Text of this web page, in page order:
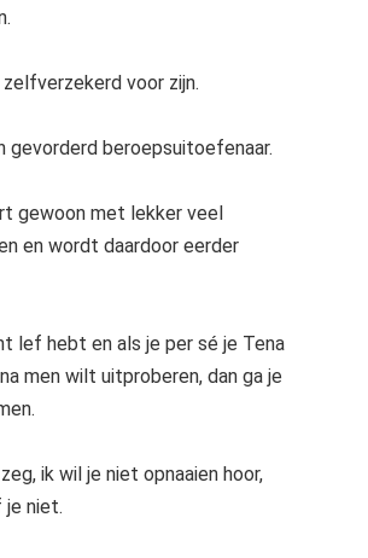
voor zijn.
gevorderd beroepsuitoefenaar.
gewoon met lekker veel
en wordt daardoor eerder
lef hebt en als je per sé je Tena
men wilt uitproberen, dan ga je
ik wil je niet opnaaien hoor,
je niet.